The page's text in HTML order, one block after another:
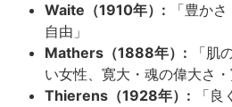
Waite（1910年）: 「豊か
自由」
Mathers（1888年）: 「肌
い女性、寛大・魂の偉大さ・
Thierens（1928年）: 「良